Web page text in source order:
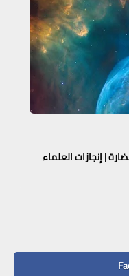
| إنجازات العلماء